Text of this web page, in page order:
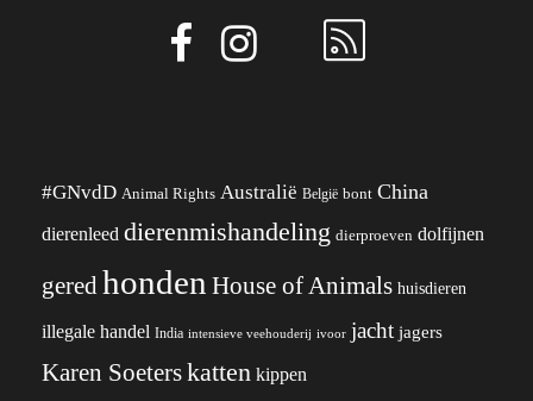
#GNvdD Animal Rights Australië België bont China
dierenleed dierenmishandeling dierproeven dolfijnen
geredhonden House of Animals huisdieren
illegale handel India intensieve veehouderij ivoor jacht jagers
Karen Soeterskatten kippen